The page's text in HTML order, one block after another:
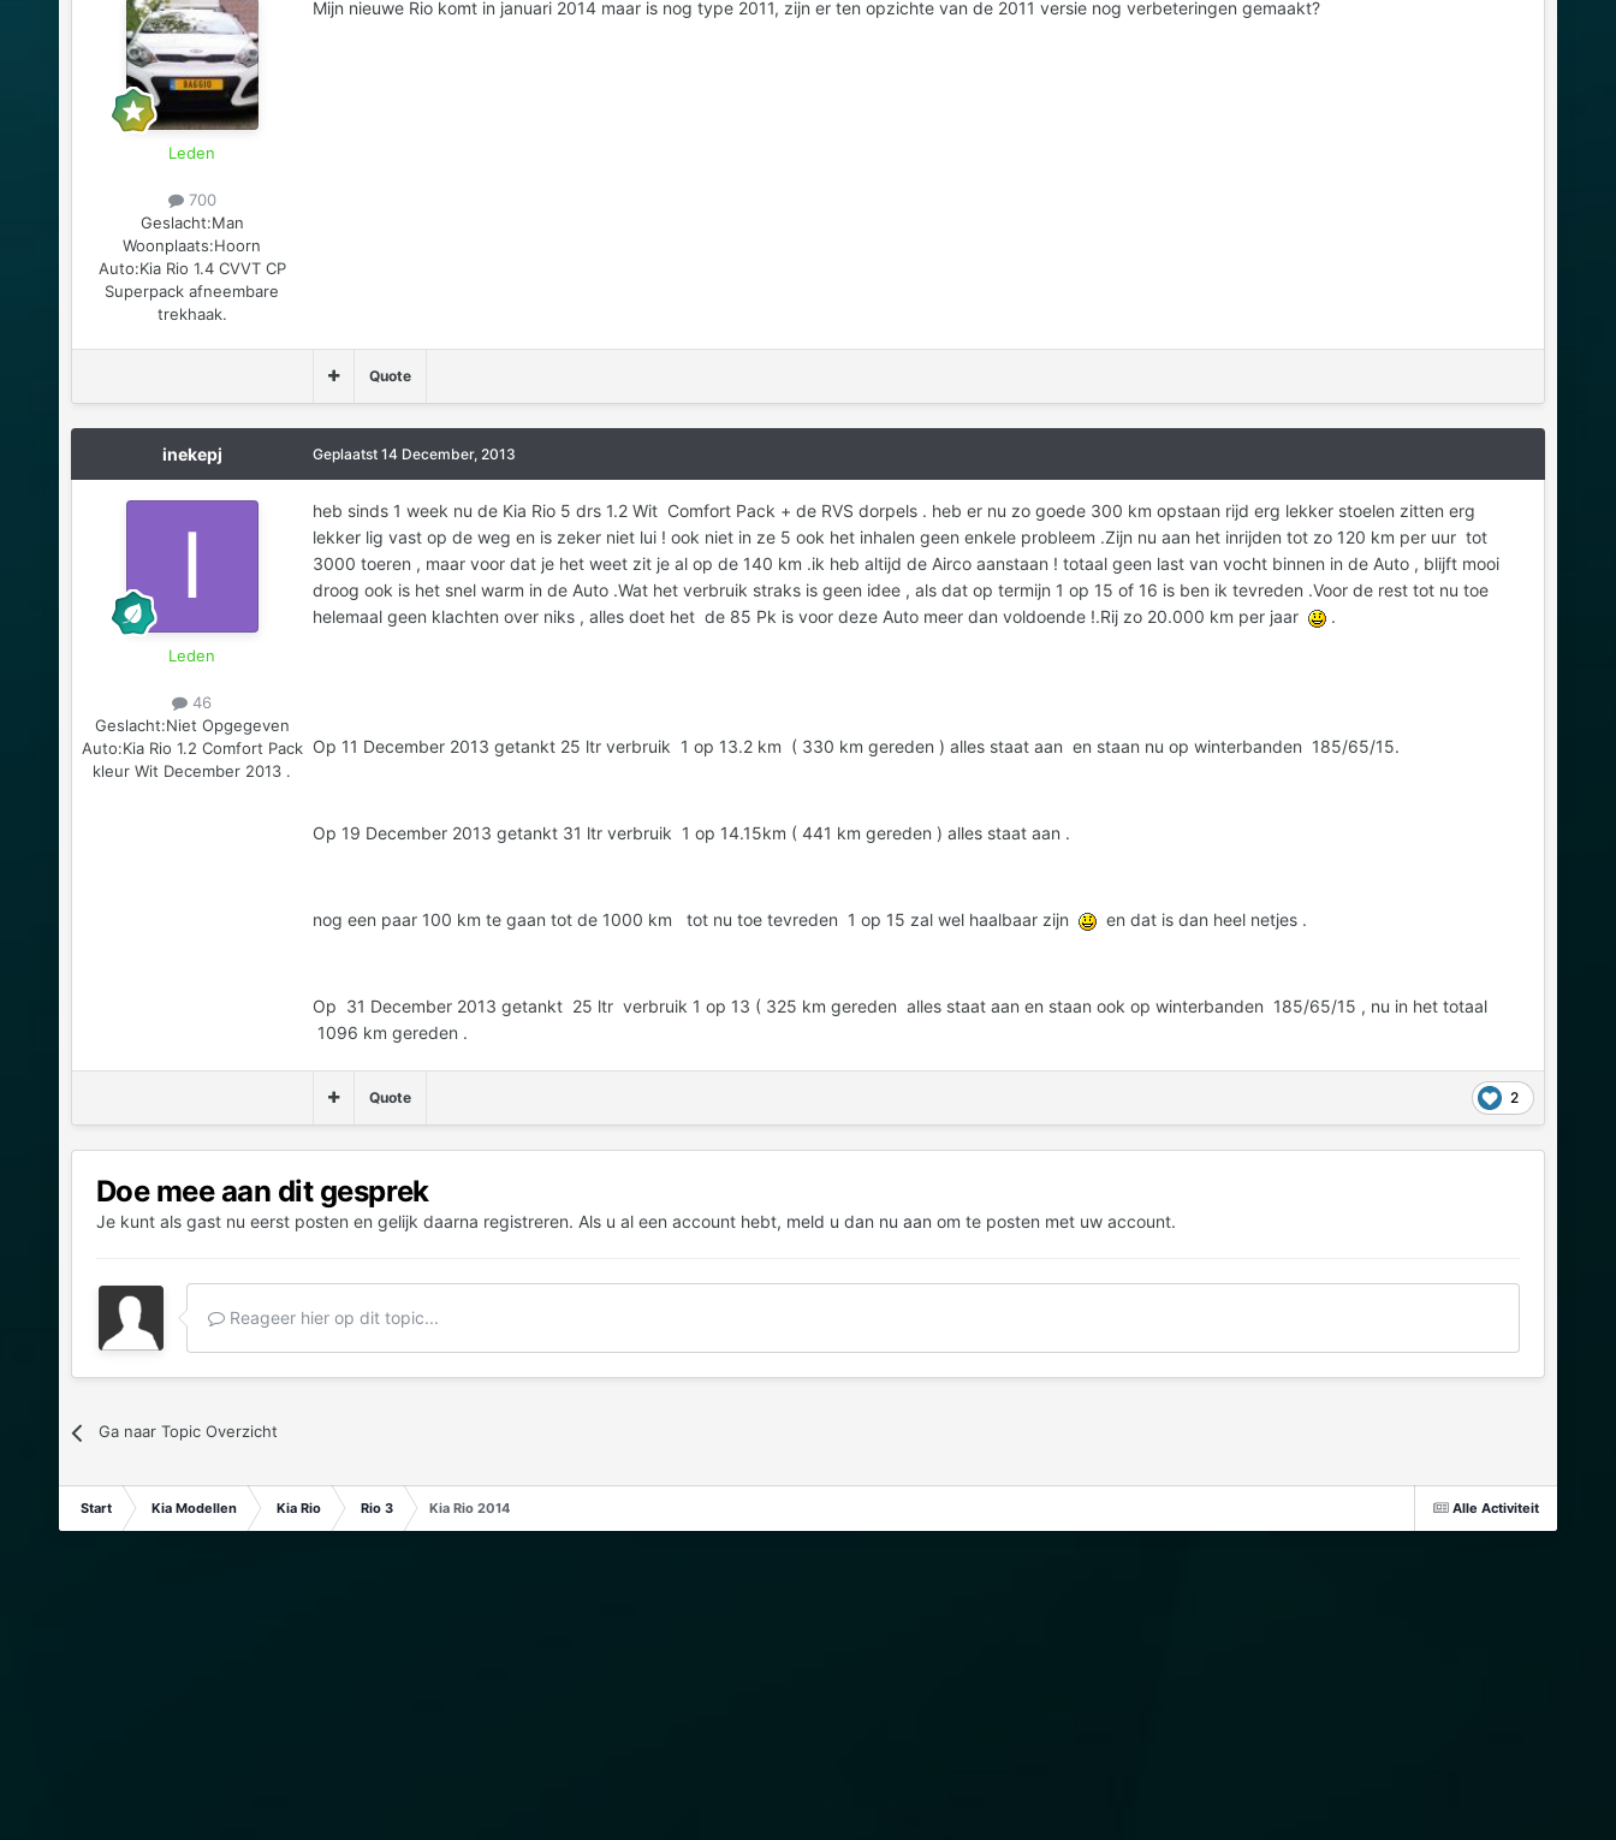
Leden
700
Geslacht:Man
Woonplaats:Hoorn
Auto:Kia Rio 1.4 CVVT CP
Superpack afneembare
trekhaak.
Mijn nieuwe Rio komt in januari 2014 maar is nog type 2011, zijn er ten opzichte van de 2011 versie nog verbeteringen gemaakt?
Quote
inekepj
Leden
46
Geslacht:Niet Opgegeven
Auto:Kia Rio 1.2 Comfort Pack
kleur Wit December 2013 .
Geplaatst 14 December, 2013
heb sinds 1 week nu de Kia Rio 5 drs 1.2 Wit Comfort Pack + de RVS dorpels . heb er nu zo goede 300 km opstaan rijd erg lekker stoelen zitten erg
lekker lig vast op de weg en is zeker niet lui ! ook niet in ze 5 ook het inhalen geen enkele probleem .Zijn nu aan het inrijden tot zo 120 km per uur tot
3000 toeren , maar voor dat je het weet zit je al op de 140 km .ik heb altijd de Airco aanstaan ! totaal geen last van vocht binnen in de Auto , blijft mooi
droog ook is het snel warm in de Auto .Wat het verbruik straks is geen idee , als dat op termijn 1 op 15 of 16 is ben ik tevreden .Voor de rest tot nu toe
helemaal geen klachten over niks , alles doet het de 85 Pk is voor deze Auto meer dan voldoende !.Rij zo 20.000 km per jaar
.
Op 11 December 2013 getankt 25 ltr verbruik 1 op 13.2 km ( 330 km gereden ) alles staat aan en staan nu op winterbanden 185/65/15.
Op 19 December 2013 getankt 31 ltr verbruik 1 op 14.15km ( 441 km gereden ) alles staat aan .
nog een paar 100 km te gaan tot de 1000 km tot nu toe tevreden 1 op 15 zal wel haalbaar zijn en dat is dan heel netjes .
Op 31 December 2013 getankt 25 ltr verbruik 1 op 13 ( 325 km gereden alles staat aan en staan ook op winterbanden 185/65/15 , nu in het totaal
1096 km gereden .
2
Quote
Doe mee aan dit gesprek
Je kunt als gast nu eerst posten en gelijk daarna registreren. Als u al een account hebt, meld u dan nu aan om te posten met uw account.
Reageer hier op dit topic...
Ga naar Topic Overzicht
Alle Activiteit
Start Kia Modellen Kia Rio Rio 3 Kia Rio 2014